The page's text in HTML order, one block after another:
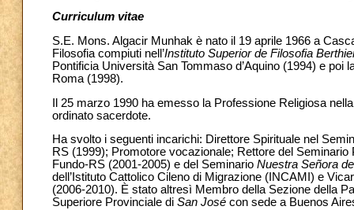
Curriculum vitae
S.E. Mons. Algacir Munhak è nato il 19 aprile 1966 a
Filosofia compiuti nell’Instituto Superior de Filosofia
Pontificia Università San Tommaso d’Aquino (1994) e
Roma (1998).
Il 25 marzo 1990 ha emesso la Professione Religiosa
ordinato sacerdote.
Ha svolto i seguenti incarichi: Direttore Spirituale nel
RS (1999); Promotore vocazionale; Rettore del
Fundo-RS (2001-2005) e del Seminario Nuestra Señora
dell’Istituto Cattolico Cileno di Migrazione (INCAMI) e
(2006-2010). È stato altresì Membro della Sezione della
Superiore Provinciale di San José con sede a Buenos